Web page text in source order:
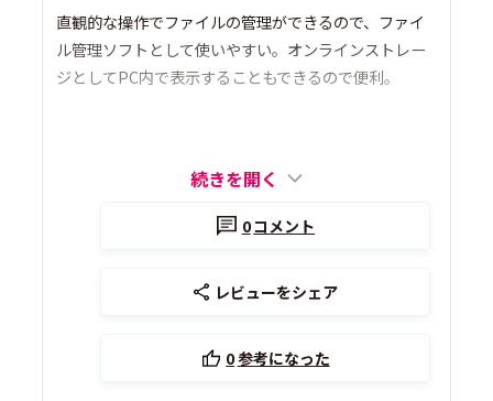
直観的な操作でファイルの管理ができるので、ファイ
ル管理ソフトとして使いやすい。オンラインストレー
ジとしてPC内で表示することもできるので便利。
続きを開く
0コメント
レビューをシェア
0参考になった